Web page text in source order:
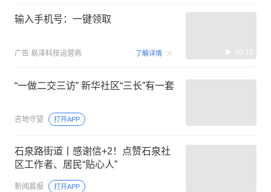
输入手机号：一键领取
广告 易泽科技运营商 了解详情 00:15
“一做二交三访” 新华社区“三长”有一套
吉地守望 打开APP
石泉路街道丨感谢信+2！点赞石泉社
区工作者、居民“贴心人”
新闻晨报 打开APP